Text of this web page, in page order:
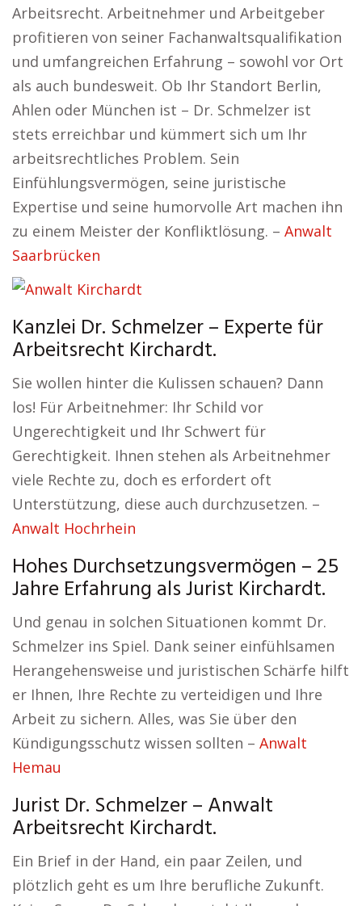
Arbeitsrecht. Arbeitnehmer und Arbeitgeber
profitieren von seiner Fachanwaltsqualifikation
und umfangreichen Erfahrung – sowohl vor Ort
als auch bundesweit. Ob Ihr Standort Berlin,
Ahlen oder München ist – Dr. Schmelzer ist
stets erreichbar und kümmert sich um Ihr
arbeitsrechtliches Problem. Sein
Einfühlungsvermögen, seine juristische
Expertise und seine humorvolle Art machen ihn
zu einem Meister der Konfliktlösung. – Anwalt
Saarbrücken
Kanzlei Dr. Schmelzer – Experte für
Arbeitsrecht Kirchardt.
Sie wollen hinter die Kulissen schauen? Dann
los! Für Arbeitnehmer: Ihr Schild vor
Ungerechtigkeit und Ihr Schwert für
Gerechtigkeit. Ihnen stehen als Arbeitnehmer
viele Rechte zu, doch es erfordert oft
Unterstützung, diese auch durchzusetzen. –
Anwalt Hochrhein
Hohes Durchsetzungsvermögen – 25
Jahre Erfahrung als Jurist Kirchardt.
Und genau in solchen Situationen kommt Dr.
Schmelzer ins Spiel. Dank seiner einfühlsamen
Herangehensweise und juristischen Schärfe hilft
er Ihnen, Ihre Rechte zu verteidigen und Ihre
Arbeit zu sichern. Alles, was Sie über den
Kündigungsschutz wissen sollten – Anwalt
Hemau
Jurist Dr. Schmelzer – Anwalt
Arbeitsrecht Kirchardt.
Ein Brief in der Hand, ein paar Zeilen, und
plötzlich geht es um Ihre berufliche Zukunft.